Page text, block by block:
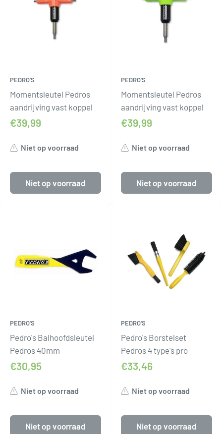
PEDRO'S
Momentsleutel Pedros
aandrijving vast koppel
€39,99
Niet op voorraad
Niet op voorraad
PEDRO'S
Momentsleutel Pedros
aandrijving vast koppel
€39,99
Niet op voorraad
Niet op voorraad
PEDRO'S
Pedro's Balhoofdsleutel
Pedros 40mm
€30,95
Niet op voorraad
Niet op voorraad
PEDRO'S
Pedro's Borstelset
Pedros 4 type's pro
€33,46
Niet op voorraad
Niet op voorraad